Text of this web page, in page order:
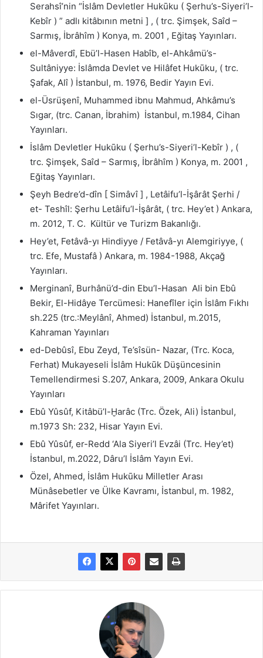
Serahsî’nin “İslâm Devletler Hukūku ( Şerhu’s-Siyeri’l-
Kebîr ) ” adlı kitâbının metni ] , ( trc. Şimşek, Saîd –
Sarmış, İbrâhîm ) Konya, m. 2001 , Eğitaş Yayınları.
el-Mâverdî, Ebü’l-Hasen Habîb, el-Ahkâmü’s-
Sultâniyye: İslâmda Devlet ve Hilâfet Hukūku, ( trc.
Şafak, Alî ) İstanbul, m. 1976, Bedir Yayın Evi.
el-Üsrüşenî, Muhammed ibnu Mahmud, Ahkâmu’s
Sıgar, (trc. Canan, İbrahim) İstanbul, m.1984, Cihan
Yayınları.
İslâm Devletler Hukūku ( Şerhu’s-Siyeri’l-Kebîr ) , (
trc. Şimşek, Saîd – Sarmış, İbrâhîm ) Konya, m. 2001 ,
Eğitaş Yayınları.
Şeyh Bedre’d-dîn [ Simâvî ] , Letâifu’l-İşârât Şerhi /
et- Teshîl: Şerhu Letâifu’l-İşârât, ( trc. Hey’et ) Ankara,
m. 2012, T. C. Kültür ve Turizm Bakanlığı.
Hey’et, Fetâvâ-yı Hindiyye / Fetâvâ-yı Alemgiriyye, (
trc. Efe, Mustafâ ) Ankara, m. 1984-1988, Akçağ
Yayınları.
Merginanî, Burhânü’d-din Ebu’l-Hasan Ali bin Ebû
Bekir, El-Hidâye Tercümesi: Hanefîler için İslâm Fıkhı
sh.225 (trc.:Meylânî, Ahmed) İstanbul, m.2015,
Kahraman Yayınları
ed-Debûsî, Ebu Zeyd, Te’sîsün- Nazar, (Trc. Koca,
Ferhat) Mukayeseli İslâm Hukūk Düşüncesinin
Temellendirmesi S.207, Ankara, 2009, Ankara Okulu
Yayınları
Ebû Yûsûf, Kitâbü’l-Ḫarâc (Trc. Özek, Ali) İstanbul,
m.1973 Sh: 232, Hisar Yayın Evi.
Ebû Yûsûf, er-Redd ‘Ala Siyeri’l Evzâi (Trc. Hey’et)
İstanbul, m.2022, Dâru’l İslâm Yayın Evi.
Özel, Ahmed, İslâm Hukūku Milletler Arası
Münâsebetler ve Ülke Kavramı, İstanbul, m. 1982,
Mârifet Yayınları.